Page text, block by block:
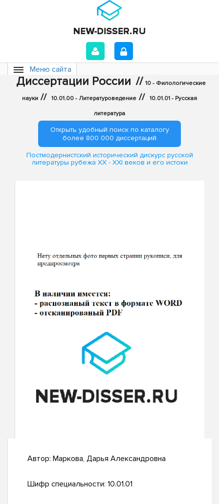
Меню сайта
Диссертации России // 10 - Филологические
науки // 10.01.00 - Литературоведение // 10.01.01 - Русская
литература
Открыть удобный поиск по каталогу
более 800 000 диссертаций
Постмодернистский исторический дискурс русской
литературы рубежа XX - XXI веков и его истоки
Автор: Маркова, Дарья Александровна
Шифр специальности: 10.01.01